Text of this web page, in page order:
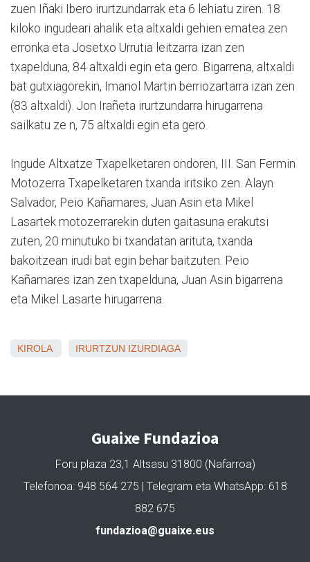
zuen Iñaki Ibero irurtzundarrak eta 6 lehiatu ziren. 18
kiloko ingudeari ahalik eta altxaldi gehien ematea zen
erronka eta Josetxo Urrutia leitzarra izan zen
txapelduna, 84 altxaldi egin eta gero. Bigarrena, altxaldi
bat gutxiagorekin, Imanol Martin berriozartarra izan zen
(83 altxaldi). Jon Irañeta irurtzundarra hirugarrena
sailkatu ze n, 75 altxaldi egin eta gero.
Ingude Altxatze Txapelketaren ondoren, III. San Fermin
Motozerra Txapelketaren txanda iritsiko zen. Alayn
Salvador, Peio Kañamares, Juan Asin eta Mikel
Lasartek motozerrarekin duten gaitasuna erakutsi
zuten, 20 minutuko bi txandatan arituta, txanda
bakoitzean irudi bat egin behar baitzuten. Peio
Kañamares izan zen txapelduna, Juan Asin bigarrena
eta Mikel Lasarte hirugarrena.
KIROLA IRURTZUN IZURDIAGA
Guaixe Fundazioa
Foru plaza 23,1 Altsasu 31800 (Nafarroa)
Telefonoa: 948 564 275 | Telegram eta WhatsApp: 618
882 675
fundazioa@guaixe.eus